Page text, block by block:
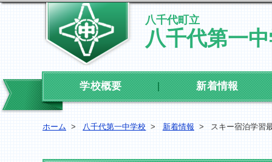
八千代町立
八千代第一
学校概要 新着情報
ホーム > 八千代第一中学校 > 新着情報 > スキー宿泊学習